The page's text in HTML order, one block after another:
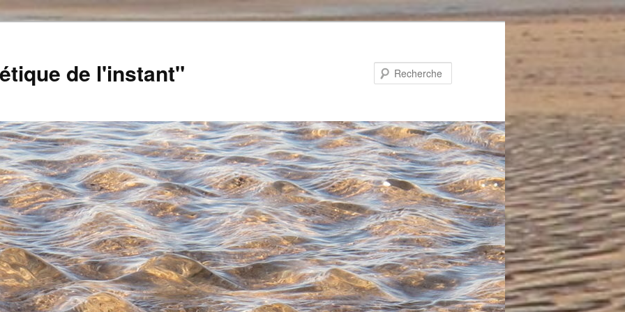
de l'instant"